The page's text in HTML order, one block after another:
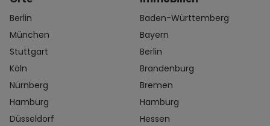
Berlin
München
Stuttgart
Köln
Nürnberg
Hamburg
Düsseldorf
Baden-Württemberg
Bayern
Berlin
Brandenburg
Bremen
Hamburg
Hessen